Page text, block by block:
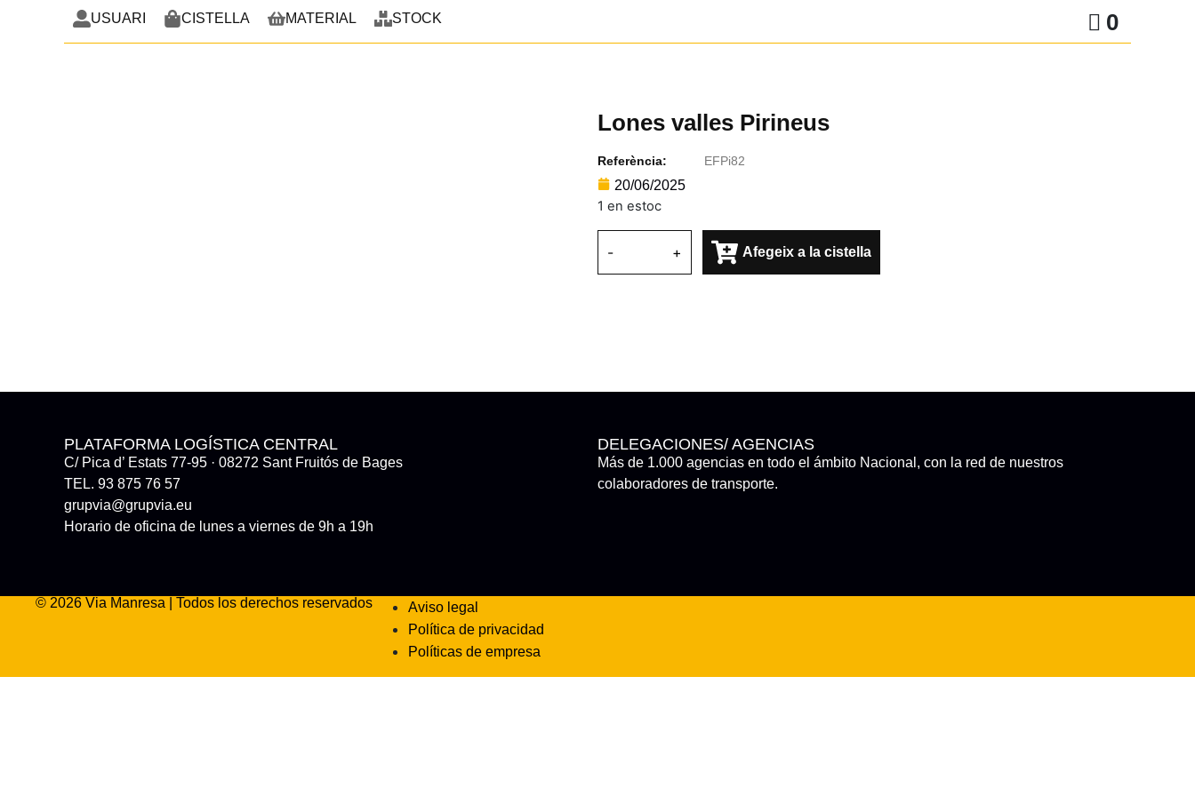
USUARI CISTELLA MATERIAL STOCK 0
Lones valles Pirineus
Referència: EFPi82
20/06/2025
1 en estoc
- + Afegeix a la cistella
PLATAFORMA LOGÍSTICA CENTRAL
C/ Pica d’ Estats 77-95 · 08272 Sant Fruitós de Bages
TEL. 93 875 76 57
grupvia@grupvia.eu
Horario de oficina de lunes a viernes de 9h a 19h
DELEGACIONES/ AGENCIAS
Más de 1.000 agencias en todo el ámbito Nacional, con la red de nuestros
colaboradores de transporte.
© 2026 Via Manresa | Todos los derechos reservados
Aviso legal
Política de privacidad
Políticas de empresa